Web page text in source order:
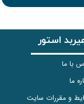
استور
با ما
ما
و مقررات سایت